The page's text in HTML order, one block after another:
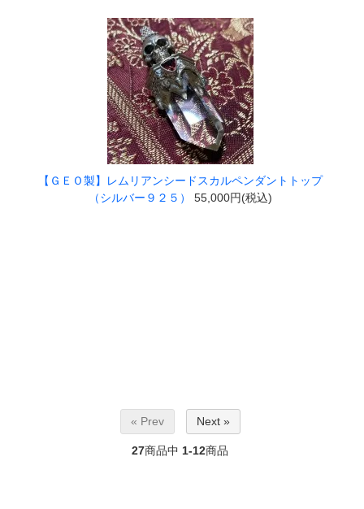
【ＧＥＯ製】レムリアンシードスカルペンダントトップ
（シルバー９２５）
55,000円(税込)
« Prev Next »
27商品中 1-12商品